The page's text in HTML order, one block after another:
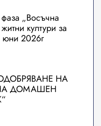
„Восъчна
култури за
юни 2026г
НА
ДОМАШЕН